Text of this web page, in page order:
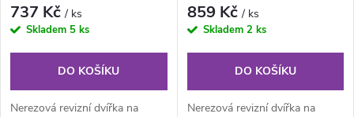
737 Kč/ ks
Skladem 5 ks
DO KOŠÍKU
Nerezová revizní dvířka na
859 Kč/ ks
Skladem 2 ks
DO KOŠÍKU
Nerezová revizní dvířka na